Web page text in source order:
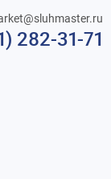
282-31-71